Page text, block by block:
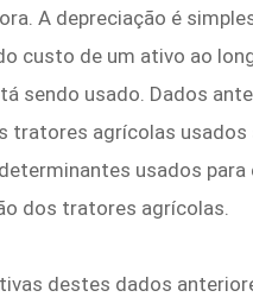
A depreciação é
custo de um ativo ao
sendo usado. Dados
tratores agrícolas usados
usados ​​para
dos tratores agrícolas.
destes dados